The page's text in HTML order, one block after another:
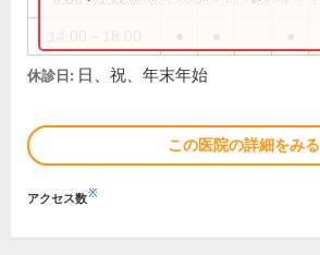
休診日: 日、祝、年末年始
この医院の詳細をみる
アクセス数※